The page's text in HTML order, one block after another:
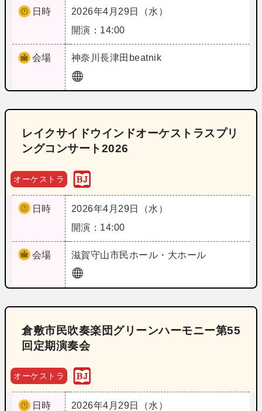
日時
2026年4月29日（水）
開演：14:00
会場 神奈川長津田beatnik
レイクサイドウインドオーケストラスプリ
ングコンサート2026
オーケストラ
日時
2026年4月29日（水）
開演：14:00
会場 滋賀守山市民ホール・大ホール
倉敷市民吹奏楽団グリーンハーモニー第55
回定期演奏会
オーケストラ
日時
2026年4月29日（水）